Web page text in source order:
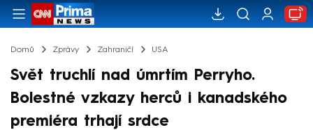
Domů Zprávy Zahraničí USA
Svět truchlí nad úmrtím Perryho.
Bolestné vzkazy herců i kanadského
premiéra trhají srdce